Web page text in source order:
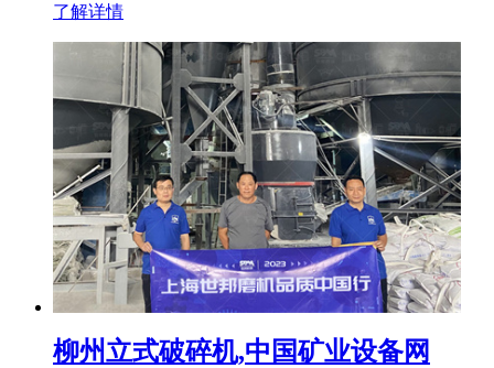
了解详情
柳州立式破碎机,中国矿业设备网